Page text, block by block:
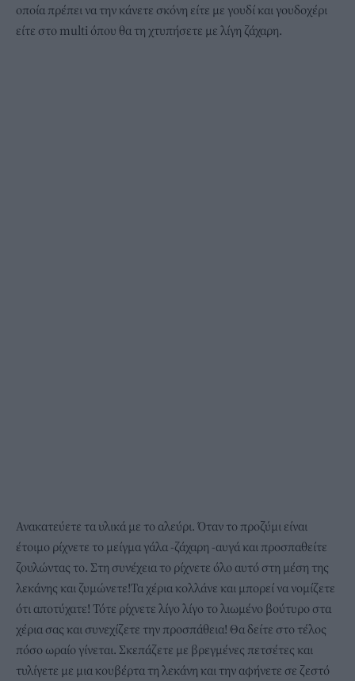
οποία πρέπει να την κάνετε σκόνη είτε με γουδί και γουδοχέρι
είτε στο multi όπου θα τη χτυπήσετε με λίγη ζάχαρη.
Ανακατεύετε τα υλικά με το αλεύρι. Όταν το προζύμι είναι
έτοιμο ρίχνετε το μείγμα γάλα -ζάχαρη -αυγά και προσπαθείτε
ζουλώντας το. Στη συνέχεια το ρίχνετε όλο αυτό στη μέση της
λεκάνης και ζυμώνετε!Τα χέρια κολλάνε και μπορεί να νομίζετε
ότι αποτύχατε! Τότε ρίχνετε λίγο λίγο το λιωμένο βούτυρο στα
χέρια σας και συνεχίζετε την προσπάθεια! Θα δείτε στο τέλος
πόσο ωραίο γίνεται. Σκεπάζετε με βρεγμένες πετσέτες και
τυλίγετε με μια κουβέρτα τη λεκάνη και την αφήνετε σε ζεστό